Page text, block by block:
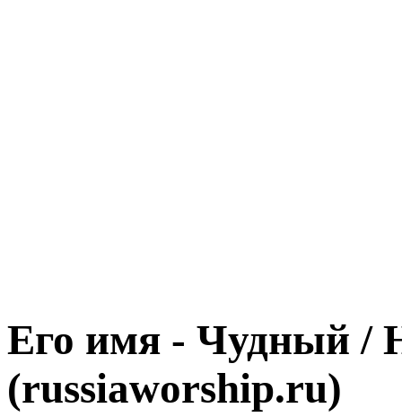
Его имя - Чудный /
(russiaworship.ru)